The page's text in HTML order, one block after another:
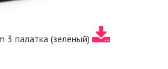
3 палатка (зелёный)